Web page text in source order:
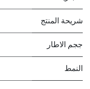
شريحة المنتج
ججم الاطار
النمط